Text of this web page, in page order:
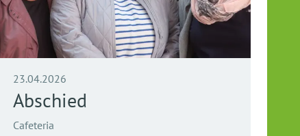
23.04.2026
Abschied
Cafeteria